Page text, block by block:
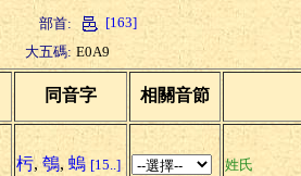
部首: [163]
大五碼: E0A9
同音字 相關音節
杇, 鴮, 螐 [15..] 姓氏